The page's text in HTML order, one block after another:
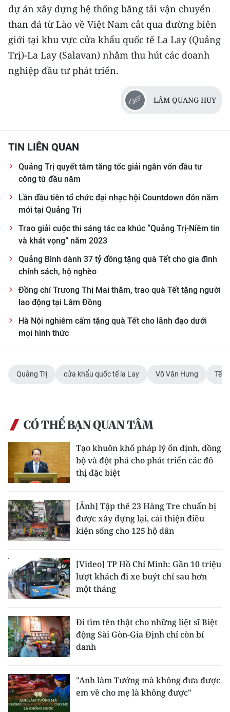
dự án xây dựng hệ thống băng tải vận chuyển
than đá từ Lào về Việt Nam cắt qua đường biên
giới tại khu vực cửa khẩu quốc tế La Lay (Quảng
Trị)-La Lay (Salavan) nhằm thu hút các doanh
nghiệp đầu tư phát triển.
LÂM QUANG HUY
TIN LIÊN QUAN
Quảng Trị quyết tâm tăng tốc giải ngân vốn đầu tư
công từ đầu năm
Lần đầu tiên tổ chức đại nhạc hội Countdown đón năm
mới tại Quảng Trị
Trao giải cuộc thi sáng tác ca khúc “Quảng Trị-Niềm tin
và khát vọng” năm 2023
Quảng Bình dành 37 tỷ đồng tặng quà Tết cho gia đình
chính sách, hộ nghèo
Đồng chí Trương Thị Mai thăm, trao quà Tết tặng người
lao động tại Lâm Đồng
Hà Nội nghiêm cấm tặng quà Tết cho lãnh đạo dưới
mọi hình thức
Quảng Trị cửa khẩu quốc tế la Lay Võ Văn Hưng Tết
CÓ THỂ BẠN QUAN TÂM
Tạo khuôn khổ pháp lý ổn định, đồng
bộ và đột phá cho phát triển các đô
thị đặc biệt
[Ảnh] Tập thể 23 Hàng Tre chuẩn bị
được xây dựng lại, cải thiện điều
kiện sống cho 125 hộ dân
[Video] TP Hồ Chí Minh: Gần 10 triệu
lượt khách đi xe buýt chỉ sau hơn
một tháng
Đi tìm tên thật cho những liệt sĩ Biệt
động Sài Gòn-Gia Định chỉ còn bí
danh
"Anh làm Tướng mà không đưa được
em về cho mẹ là không được"